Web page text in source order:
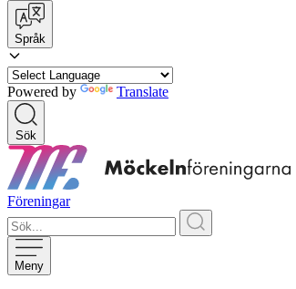
Språk
Powered by Translate
Sök
Föreningar
Meny